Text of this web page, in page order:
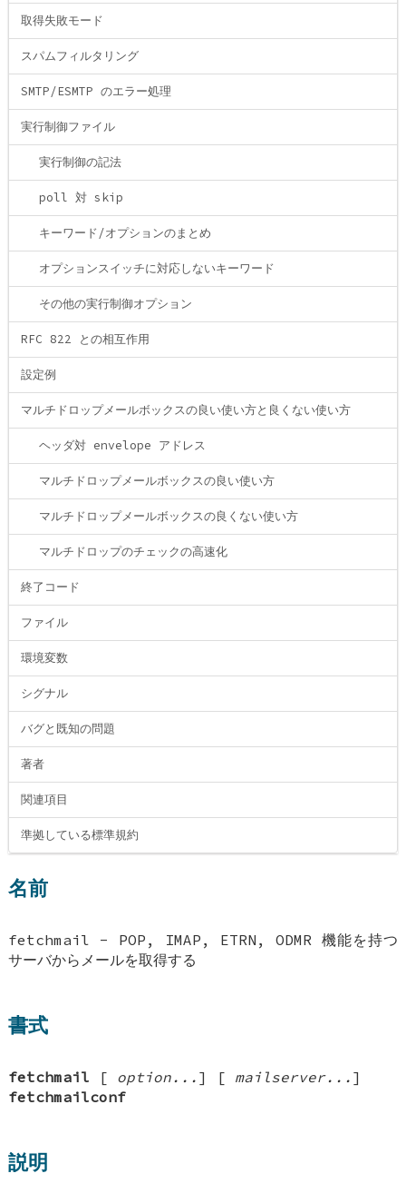
取得失敗モード
スパムフィルタリング
SMTP/ESMTP のエラー処理
実行制御ファイル
実行制御の記法
poll 対 skip
キーワード/オプションのまとめ
オプションスイッチに対応しないキーワード
その他の実行制御オプション
RFC 822 との相互作用
設定例
マルチドロップメールボックスの良い使い方と良くない使い方
ヘッダ対 envelope アドレス
マルチドロップメールボックスの良い使い方
マルチドロップメールボックスの良くない使い方
マルチドロップのチェックの高速化
終了コード
ファイル
環境変数
シグナル
バグと既知の問題
著者
関連項目
準拠している標準規約
名前
fetchmail - POP, IMAP, ETRN, ODMR 機能を持つ
サーバからメールを取得する
書式
fetchmail [ option... ] [ mailserver... ]
fetchmailconf
説明